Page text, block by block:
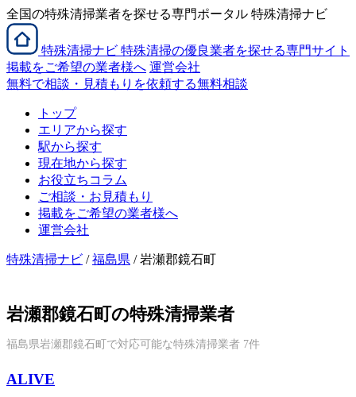
全国の特殊清掃業者を探せる専門ポータル 特殊清掃ナビ
特殊清掃ナビ 特殊清掃の優良業者を探せる専門サイト
掲載をご希望の業者様へ 運営会社
無料で相談・見積もりを依頼する無料相談
トップ
エリアから探す
駅から探す
現在地から探す
お役立ちコラム
ご相談・お見積もり
掲載をご希望の業者様へ
運営会社
特殊清掃ナビ /福島県 / 岩瀬郡鏡石町
岩瀬郡鏡石町の特殊清掃業者
福島県岩瀬郡鏡石町で対応可能な特殊清掃業者 7件
ALIVE